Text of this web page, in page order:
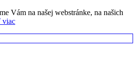
Vám na našej webstránke, na našich
viac